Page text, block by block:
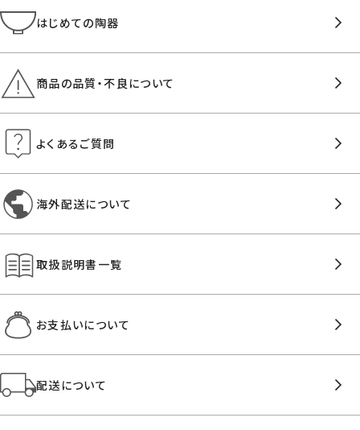
はじめての陶器
商品の品質・不良について
よくあるご質問
海外配送について
取扱説明書一覧
お支払いについて
配送について